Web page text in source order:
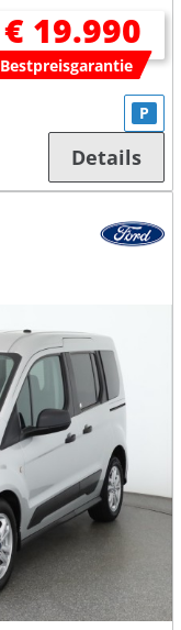
€ 19.990
Bestpreisgarantie
P
Details